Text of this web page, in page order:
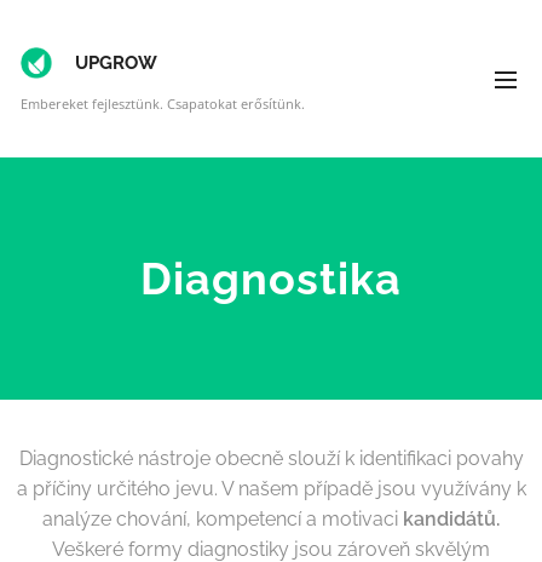
UPGROW
Embereket fejlesztünk. Csapatokat erősítünk.
Diagnostika
Diagnostické nástroje obecně slouží k identifikaci povahy
a příčiny určitého jevu. V našem případě jsou využívány k
analýze chování, kompetencí a motivaci kandidátů.
Veškeré formy diagnostiky jsou zároveň skvělým